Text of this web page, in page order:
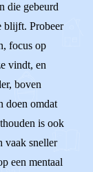
die gebeurd
blijft. Probeer
focus op
vindt, en
boven
doen omdat
is ook
vaak sneller
een mentaal